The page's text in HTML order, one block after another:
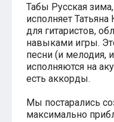
Тематические
Из фильмов
Аватар: Путь воды
Титаник
Гарри Поттер
Хатико
Реквием по мечте
Пираты Карибского моря
Сумерки
Величайший шоумен
Табы Русская
исполняет
для гитаристов,
навыками игры.
песни (и мелодия,
исполняются на
есть аккорды.
Мы постарались
максимально